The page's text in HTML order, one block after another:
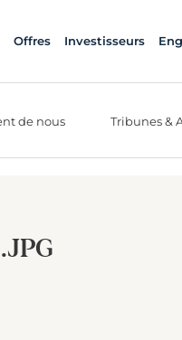
Offres Investisseurs
de nous Tribunes &